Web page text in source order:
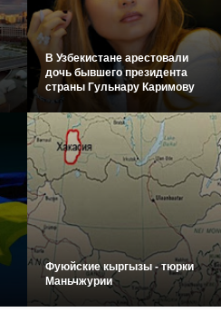
В Узбекистане арестовали
дочь бывшего президента
страны Гульнару Каримову
Фуюйские кыргызы - тюрки
Маньчжурии